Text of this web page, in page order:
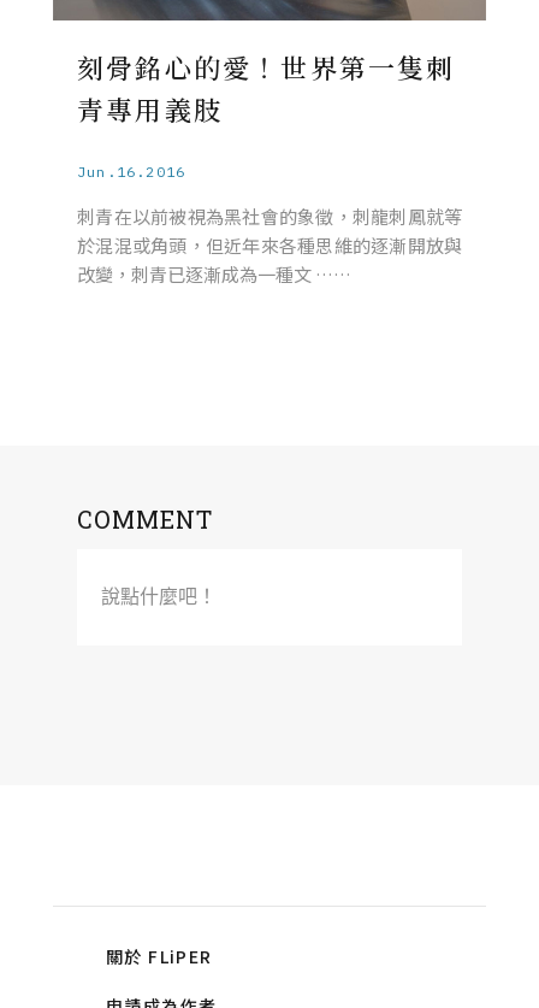
刻骨銘心的愛！世界第一隻刺
青專用義肢
Jun.16.2016
刺青在以前被視為黑社會的象徵，刺龍刺鳳就等
於混混或角頭，但近年來各種思維的逐漸開放與
改變，刺青已逐漸成為一種文 ……
COMMENT
說點什麼吧！
關於 FLiPER